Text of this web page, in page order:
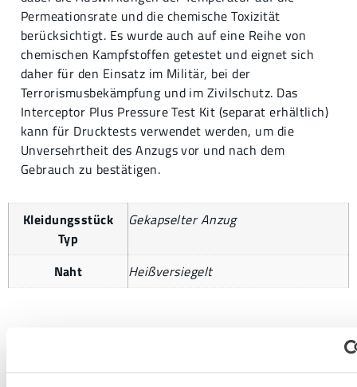
Permeationsrate und die chemische Toxizität
berücksichtigt. Es wurde auch auf eine Reihe von
chemischen Kampfstoffen getestet und eignet sich
daher für den Einsatz im Militär, bei der
Terrorismusbekämpfung und im Zivilschutz. Das
Interceptor Plus Pressure Test Kit (separat erhältlich)
kann für Drucktests verwendet werden, um die
Unversehrtheit des Anzugs vor und nach dem
Gebrauch zu bestätigen.
Kleidungsstück
Typ
Gekapselter Anzug
Naht Heißversiegelt